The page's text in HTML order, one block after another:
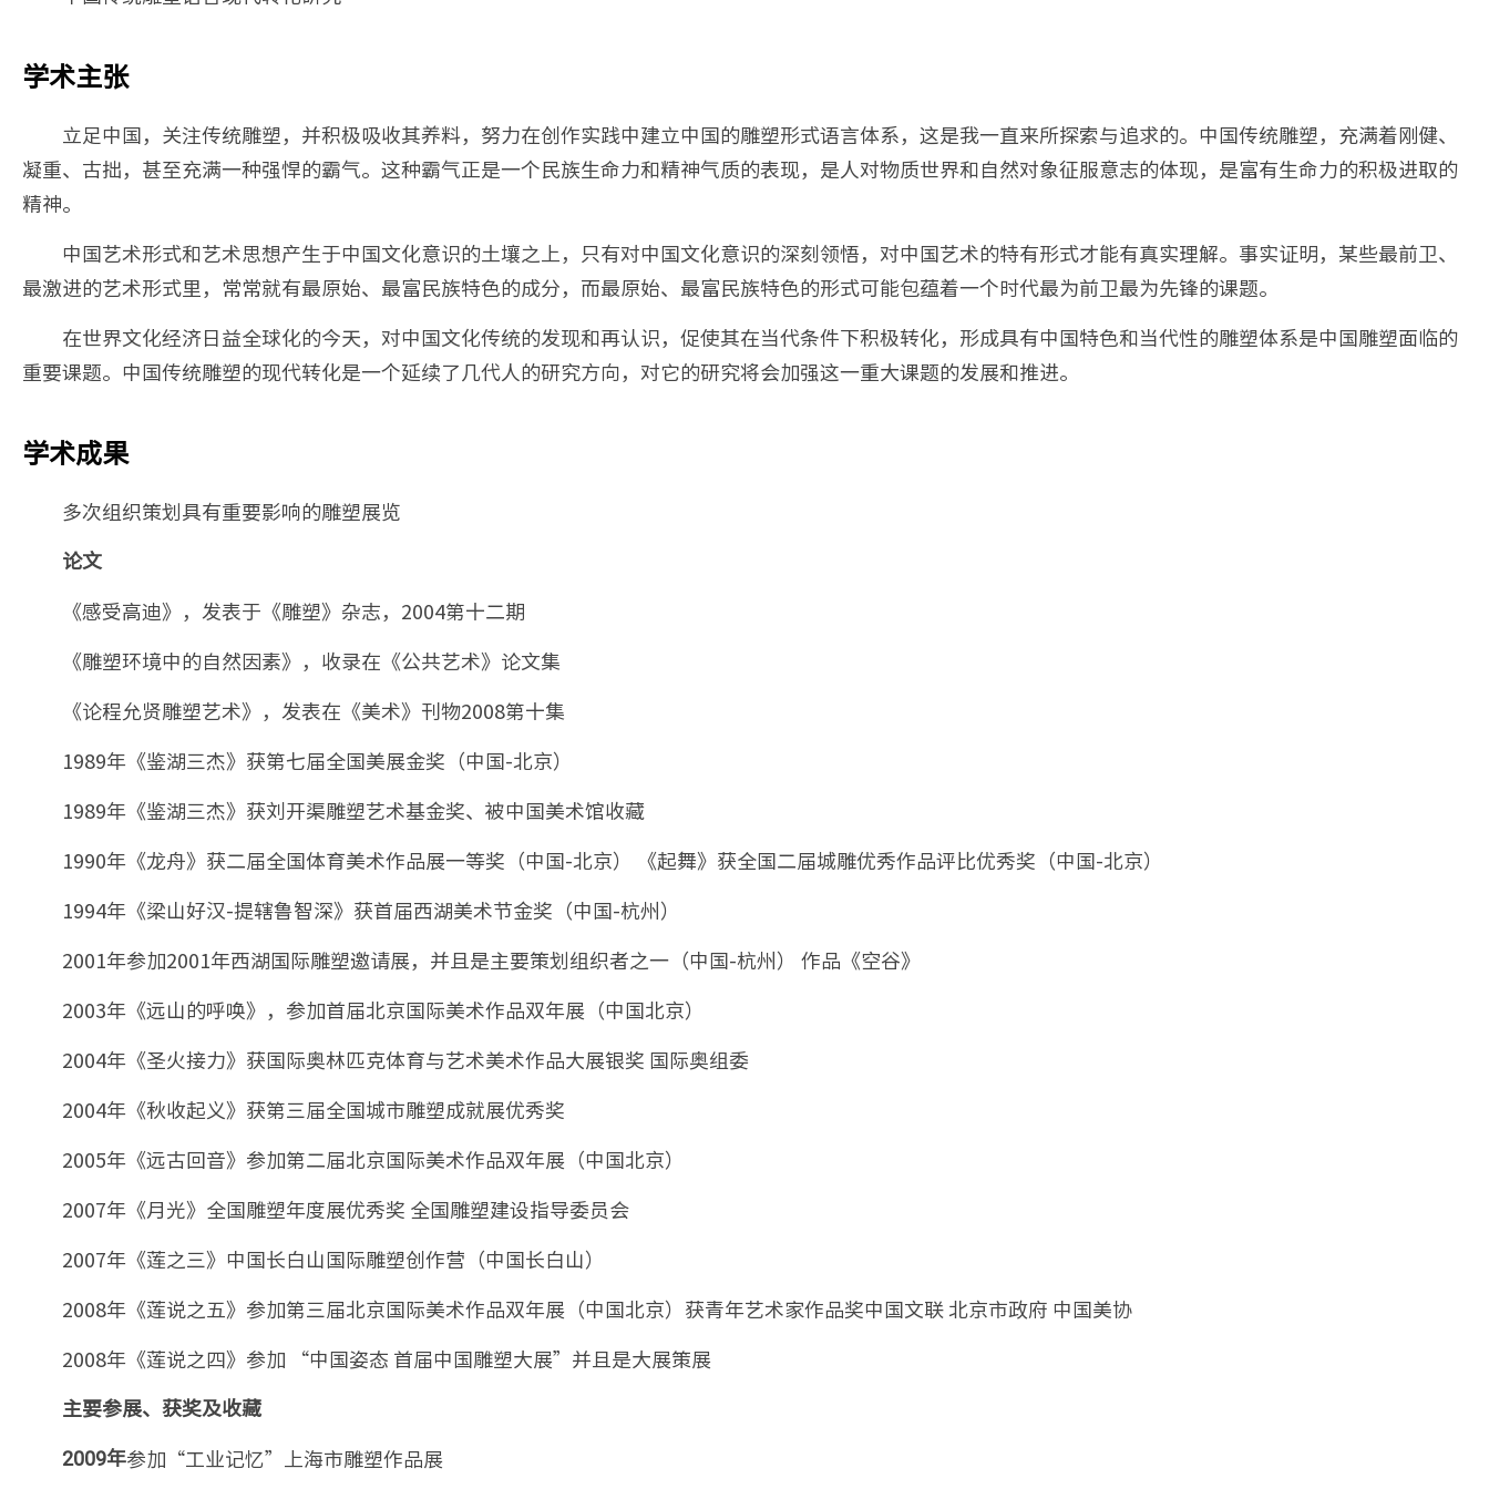
学术主张
立足中国，关注传统雕塑，并积极吸收其养料，努力在创作实践中建立中国的雕塑形式语言体系，这是我一直来所探索与追求的。中国传统雕塑，充满着刚健、
凝重、古拙，甚至充满一种强悍的霸气。这种霸气正是一个民族生命力和精神气质的表现，是人对物质世界和自然对象征服意志的体现，是富有生命力的积极进取的
精神。
中国艺术形式和艺术思想产生于中国文化意识的土壤之上，只有对中国文化意识的深刻领悟，对中国艺术的特有形式才能有真实理解。事实证明，某些最前卫、
最激进的艺术形式里，常常就有最原始、最富民族特色的成分，而最原始、最富民族特色的形式可能包蕴着一个时代最为前卫最为先锋的课题。
在世界文化经济日益全球化的今天，对中国文化传统的发现和再认识，促使其在当代条件下积极转化，形成具有中国特色和当代性的雕塑体系是中国雕塑面临的
重要课题。中国传统雕塑的现代转化是一个延续了几代人的研究方向，对它的研究将会加强这一重大课题的发展和推进。
学术成果
多次组织策划具有重要影响的雕塑展览
论文
《感受高迪》，发表于《雕塑》杂志，2004第十二期
《雕塑环境中的自然因素》，收录在《公共艺术》论文集
《论程允贤雕塑艺术》，发表在《美术》刊物2008第十集
1989年《鉴湖三杰》获第七届全国美展金奖（中国-北京）
1989年《鉴湖三杰》获刘开渠雕塑艺术基金奖、被中国美术馆收藏
1990年《龙舟》获二届全国体育美术作品展一等奖（中国-北京） 《起舞》获全国二届城雕优秀作品评比优秀奖（中国-北京）
1994年《梁山好汉-提辖鲁智深》获首届西湖美术节金奖（中国-杭州）
2001年参加2001年西湖国际雕塑邀请展，并且是主要策划组织者之一（中国-杭州） 作品《空谷》
2003年《远山的呼唤》，参加首届北京国际美术作品双年展（中国北京）
2004年《圣火接力》获国际奥林匹克体育与艺术美术作品大展银奖 国际奥组委
2004年《秋收起义》获第三届全国城市雕塑成就展优秀奖
2005年《远古回音》参加第二届北京国际美术作品双年展（中国北京）
2007年《月光》全国雕塑年度展优秀奖 全国雕塑建设指导委员会
2007年《莲之三》中国长白山国际雕塑创作营（中国长白山）
2008年《莲说之五》参加第三届北京国际美术作品双年展（中国北京）获青年艺术家作品奖中国文联 北京市政府 中国美协
2008年《莲说之四》参加 “中国姿态 首届中国雕塑大展”并且是大展策展
主要参展、获奖及收藏
2009年参加“工业记忆”上海市雕塑作品展